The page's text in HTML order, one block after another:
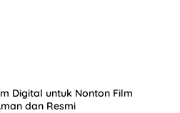
Digital untuk Nonton Film
dan Resmi